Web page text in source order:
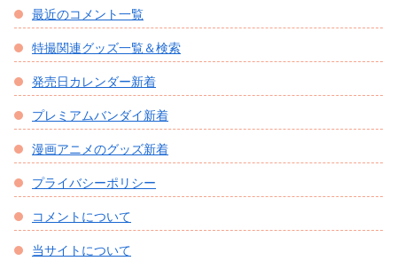
最近のコメント一覧
特撮関連グッズ一覧＆検索
発売日カレンダー新着
プレミアムバンダイ新着
漫画アニメのグッズ新着
プライバシーポリシー
コメントについて
当サイトについて